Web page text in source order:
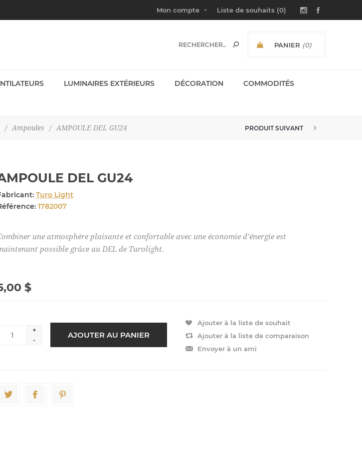
Mon compte Liste de souhaits (0)
PANIER (0)
LUMINAIRES EXTÉRIEURS DÉCORATION COMMODITÉS
/ Ampoules / AMPOULE DEL GU24 PRODUIT SUIVANT
DEL GU24
Turo Light
1782007
une atmosphère plaisante et confortable avec une économie d’énergie est
possible grâce au DEL de Turolight.
$
+
-